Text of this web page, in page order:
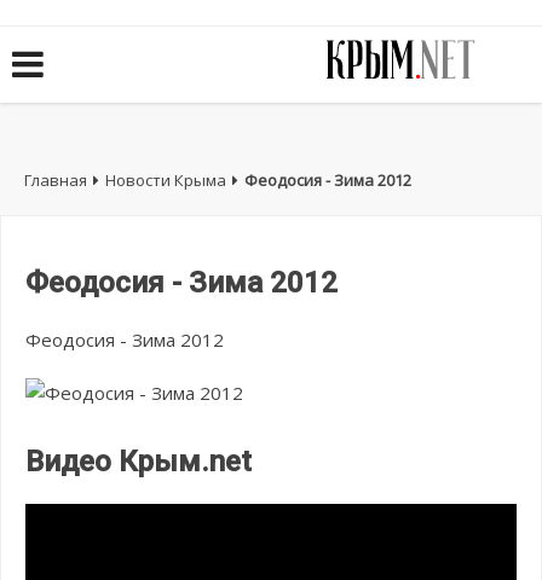
Главная Новости Крыма Феодосия - Зима 2012
Феодосия - Зима 2012
Феодосия - Зима 2012
Видео Крым.net